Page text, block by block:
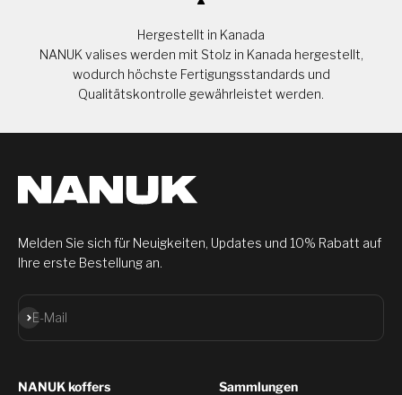
Hergestellt in Kanada
NANUK valises werden mit Stolz in Kanada hergestellt,
wodurch höchste Fertigungsstandards und
Qualitätskontrolle gewährleistet werden.
Melden Sie sich für Neuigkeiten, Updates und 10% Rabatt auf
Ihre erste Bestellung an.
E-Mail
Abonnieren
NANUK koffers Sammlungen